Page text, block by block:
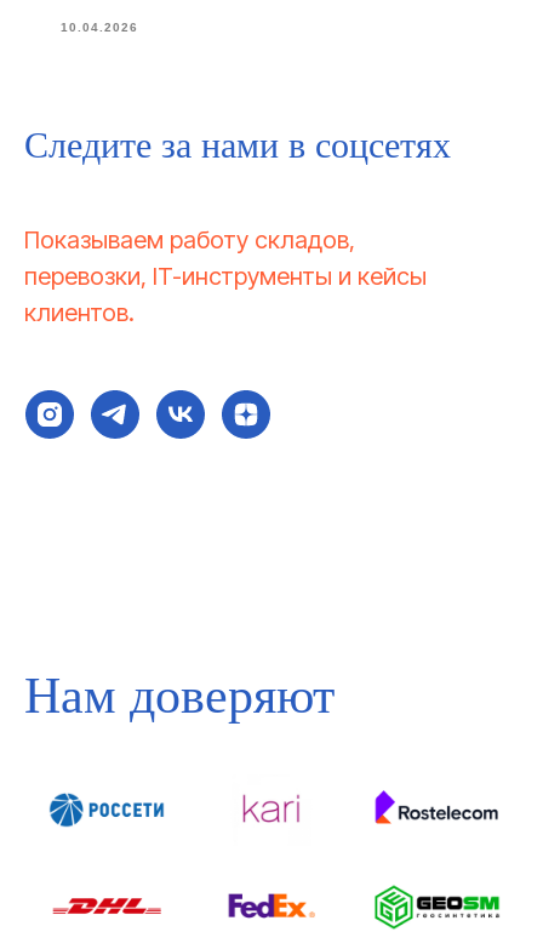
10.04.2026
Следите за нами в соцсетях
Показываем работу складов,
перевозки, IT-инструменты и кейсы
клиентов.
Нам доверяют
нами,